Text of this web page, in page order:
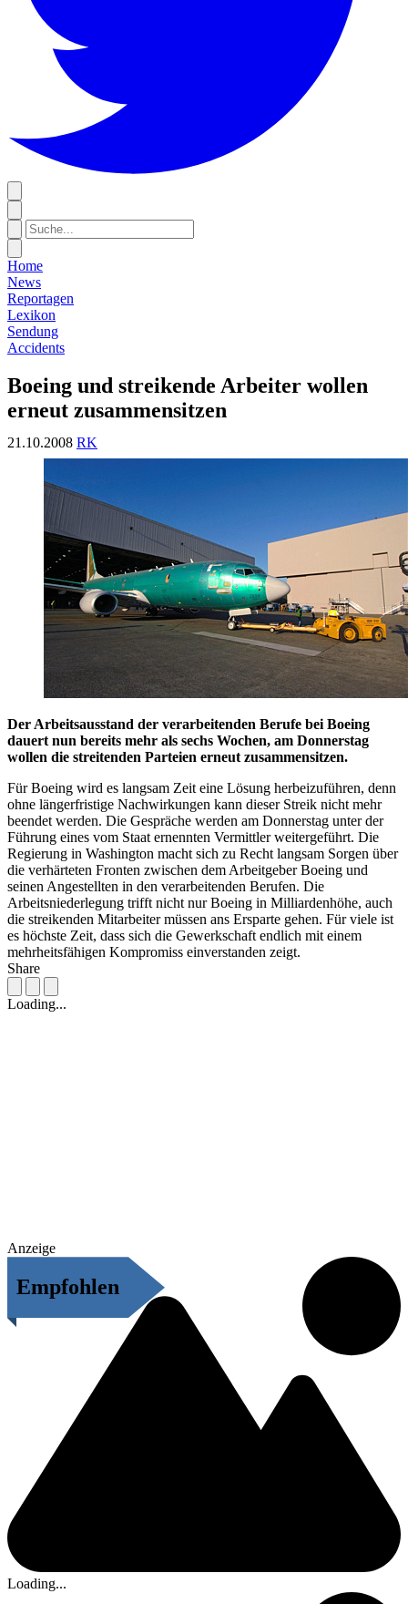
Home
News
Reportagen
Lexikon
Sendung
Accidents
Boeing und streikende Arbeiter wollen
erneut zusammensitzen
21.10.2008 RK
Der Arbeitsausstand der verarbeitenden Berufe bei Boeing
dauert nun bereits mehr als sechs Wochen, am Donnerstag
wollen die streitenden Parteien erneut zusammensitzen.
Für Boeing wird es langsam Zeit eine Lösung herbeizuführen, denn
ohne längerfristige Nachwirkungen kann dieser Streik nicht mehr
beendet werden. Die Gespräche werden am Donnerstag unter der
Führung eines vom Staat ernennten Vermittler weitergeführt. Die
Regierung in Washington macht sich zu Recht langsam Sorgen über
die verhärteten Fronten zwischen dem Arbeitgeber Boeing und
seinen Angestellten in den verarbeitenden Berufen. Die
Arbeitsniederlegung trifft nicht nur Boeing in Milliardenhöhe, auch
die streikenden Mitarbeiter müssen ans Ersparte gehen. Für viele ist
es höchste Zeit, dass sich die Gewerkschaft endlich mit einem
mehrheitsfähigen Kompromiss einverstanden zeigt.
Share
Loading...
Anzeige
Empfohlen
Loading...